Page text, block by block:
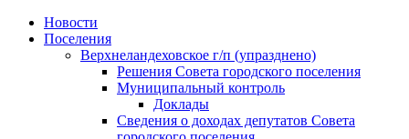
Skip
Новости
Поселения
Верхнеландеховское г/п (упразднено)
Решения Совета городского поселения
Муниципальный контроль
Доклады
Сведения о доходах депутатов Совета